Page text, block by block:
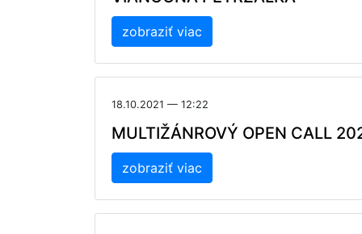
zobraziť viac
18.10.2021 — 12:22
MULTIŽÁNROVÝ OPEN CALL
zobraziť viac